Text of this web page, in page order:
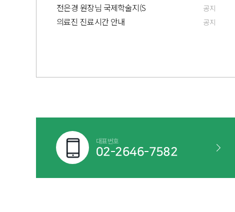
전은경 원장님 국제학술지(S 공지
의료진 진료시간 안내 공지
대표번호
02-2646-7582